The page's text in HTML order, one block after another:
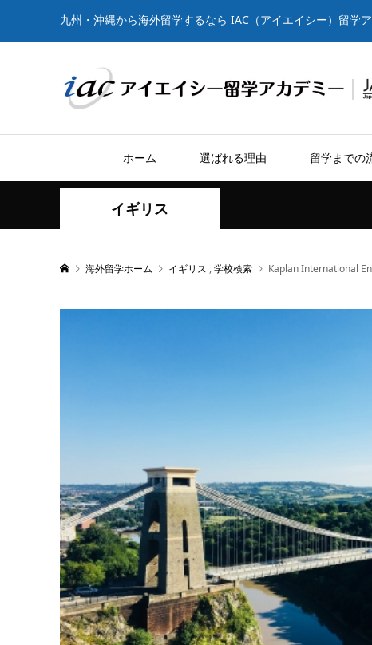
九州・沖縄から海外留学するなら IAC（アイエイシー）留学
ホーム 選ばれる理由 留学までの
イギリス
海外留学ホーム イギリス ,学校検索 Kaplan International